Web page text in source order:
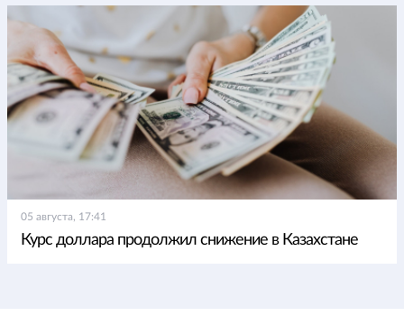
05 августа, 17:41
Курс доллара продолжил снижение в Казахстане